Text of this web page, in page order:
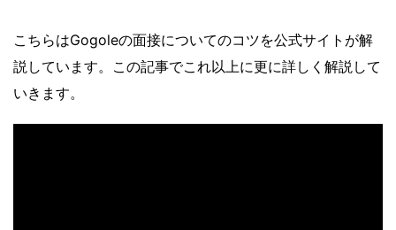
こちらはGogoleの面接についてのコツを公式サイトが解
説しています。この記事でこれ以上に更に詳しく解説して
いきます。